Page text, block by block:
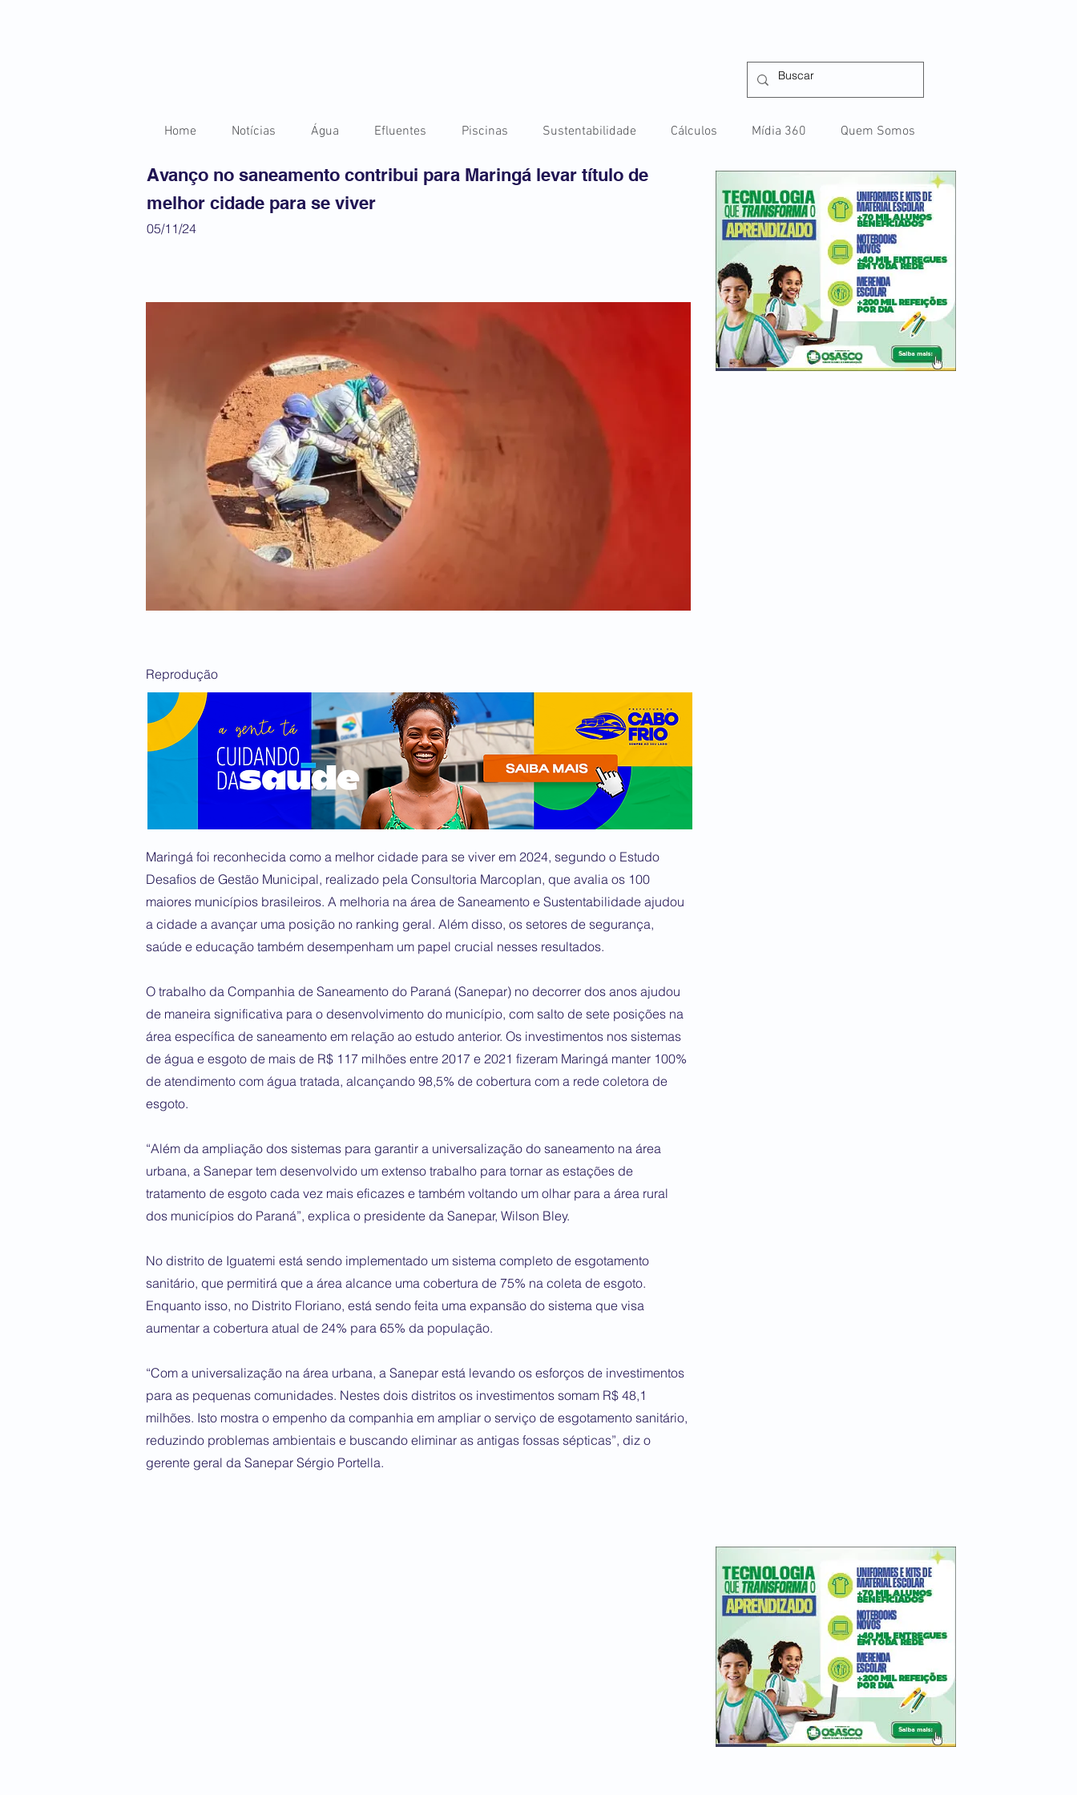
Home Notícias Água Efluentes Piscinas Sustentabilidade Cálculos Mídia 360 Quem Somos
Avanço no saneamento contribui para Maringá levar título de
melhor cidade para se viver
05/11/24
Reprodução
Maringá foi reconhecida como a melhor cidade para se viver em 2024, segundo o Estudo
Desafios de Gestão Municipal, realizado pela Consultoria Marcoplan, que avalia os 100
maiores municípios brasileiros. A melhoria na área de Saneamento e Sustentabilidade ajudou
a cidade a avançar uma posição no ranking geral. Além disso, os setores de segurança,
saúde e educação também desempenham um papel crucial nesses resultados.
O trabalho da Companhia de Saneamento do Paraná (Sanepar) no decorrer dos anos ajudou
de maneira significativa para o desenvolvimento do município, com salto de sete posições na
área específica de saneamento em relação ao estudo anterior. Os investimentos nos sistemas
de água e esgoto de mais de R$ 117 milhões entre 2017 e 2021 fizeram Maringá manter 100%
de atendimento com água tratada, alcançando 98,5% de cobertura com a rede coletora de
esgoto.
“Além da ampliação dos sistemas para garantir a universalização do saneamento na área
urbana, a Sanepar tem desenvolvido um extenso trabalho para tornar as estações de
tratamento de esgoto cada vez mais eficazes e também voltando um olhar para a área rural
dos municípios do Paraná”, explica o presidente da Sanepar, Wilson Bley.
No distrito de Iguatemi está sendo implementado um sistema completo de esgotamento
sanitário, que permitirá que a área alcance uma cobertura de 75% na coleta de esgoto.
Enquanto isso, no Distrito Floriano, está sendo feita uma expansão do sistema que visa
aumentar a cobertura atual de 24% para 65% da população.
“Com a universalização na área urbana, a Sanepar está levando os esforços de investimentos
para as pequenas comunidades. Nestes dois distritos os investimentos somam R$ 48,1
milhões. Isto mostra o empenho da companhia em ampliar o serviço de esgotamento sanitário,
reduzindo problemas ambientais e buscando eliminar as antigas fossas sépticas”, diz o
gerente geral da Sanepar Sérgio Portella.